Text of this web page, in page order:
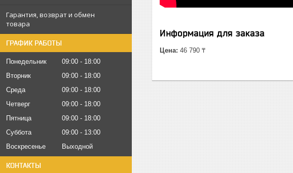
Гарантия, возврат и обмен
товара
ГРАФИК РАБОТЫ
Понедельник 09:00
18:00
Вторник
09:00
18:00
Среда
09:00
18:00
Четверг
09:00
18:00
Пятница
09:00
18:00
Суббота
09:00
13:00
Воскресенье
Выходной
КОНТАКТЫ
Информация для заказа
Цена: 46 790 ₸